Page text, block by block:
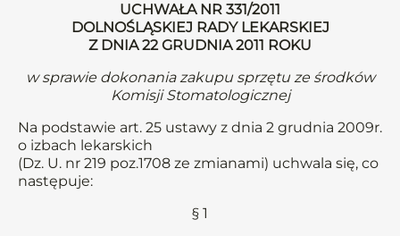
UCHWAŁA NR 331/2011
DOLNOŚLĄSKIEJ RADY LEKARSKIEJ
Z DNIA 22 GRUDNIA 2011 ROKU
w sprawie dokonania zakupu sprzętu ze środków
Komisji Stomatologicznej
Na podstawie art. 25 ustawy z dnia 2 grudnia 2009r.
o izbach lekarskich
(Dz. U. nr 219 poz.1708 ze zmianami) uchwala się, co
następuje:
§ 1